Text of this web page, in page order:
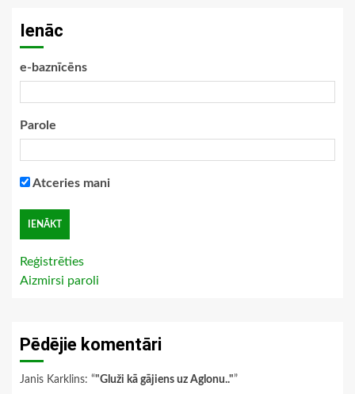
Ienāc
e-baznīcēns
Parole
Atceries mani
Reģistrēties
Aizmirsi paroli
Pēdējie komentāri
Janis Karklins: “"Gluži kā gājiens uz Aglonu.."”